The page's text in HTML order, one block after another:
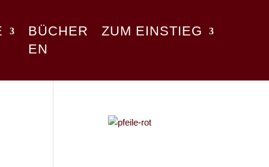
BÜCHER
ZUM EINSTIEG
EN